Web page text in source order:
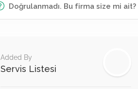
Doğrulanmadı. Bu firma size mi ait?
Added By
Servis Listesi